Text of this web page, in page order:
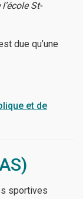
St-
due qu’une
et de
sportives